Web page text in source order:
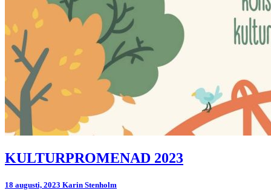
KULTURPROMENAD
2023
KULTURPROMENAD 2023
18 augusti, 2023 Karin Stenholm